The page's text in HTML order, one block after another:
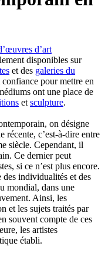
d’art
disponibles sur
et des galeries du
pour mettre en
ont une place de
etsculpture.
on désigne
récente, c’est-à-dire entre
siècle. Cependant, il
Ce dernier peut
si ce n’est plus encore.
des individualités et des
mondial, dans une
Ainsi, les
et les sujets traités par
souvent compte de ces
les artistes
établi.